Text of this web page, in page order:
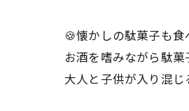
🍪懐かしの駄菓子も食
お酒を嗜みながら駄菓
大人と子供が入り混